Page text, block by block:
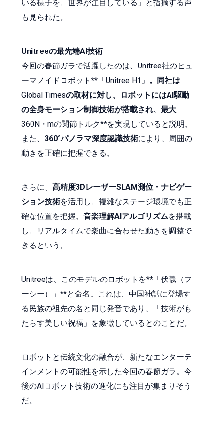
いる様子を、世界が注目している」と指摘する声
も見られた。
Unitreeの最先端AI技術
今回の春節ガラで活躍したのは、Unitree社のヒュ
ーマノイドロボット**「Unitree H1」 。同社は
Global Timesの取材に対し、ロボットにはAI駆動
の全身モーション制御技術が搭載され、最大
360N・mの関節トルク**を実現していると説明。
また、 360°パノラマ深度認識技術により、周囲の
動きを正確に把握できる。
さらに、 高精度3DレーザーSLAM測位・ナビゲー
ション技術を活用し、複雑なステージ環境でも正
確な位置を把握。 音楽理解AIアルゴリズムを搭載
し、リアルタイムで楽曲に合わせた動きを調整で
きるという。
Unitreeは、このモデルのロボットを**「伏羲（フ
ーシー）」**と命名。これは、中国神話に登場す
る民族の祖先の名と同じ発音であり、「技術がも
たらす美しい祝福」を象徴しているとのことだ。
ロボットと伝統文化の融合が、新たなエンターテ
インメントの可能性を示した今回の春節ガラ。今
後のAIロボット技術の進化にも注目が集まりそう
だ。